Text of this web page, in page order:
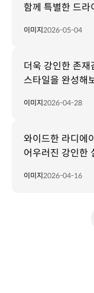
함께 특별한 드
이미지2026-05-04
더욱 강인한 존
스타일을 완성해
이미지2026-04-28
와이드한 라디에
어우러진 강인한
이미지2026-04-16